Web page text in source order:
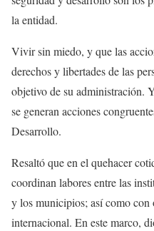
la entidad.
Vivir sin miedo, y que las
derechos y libertades de las
objetivo de su administración.
se generan acciones
Desarrollo.
Resaltó que en el quehacer
coordinan labores entre las
y los municipios; así como con
internacional. En este marco,